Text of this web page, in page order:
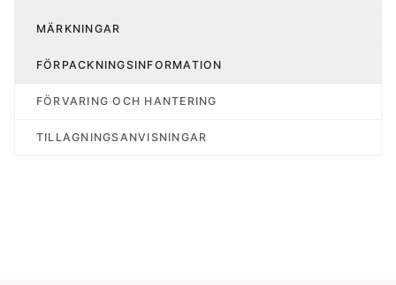
MÄRKNINGAR
FÖRPACKNINGSINFORMATION
FÖRVARING OCH HANTERING
TILLAGNINGSANVISNINGAR